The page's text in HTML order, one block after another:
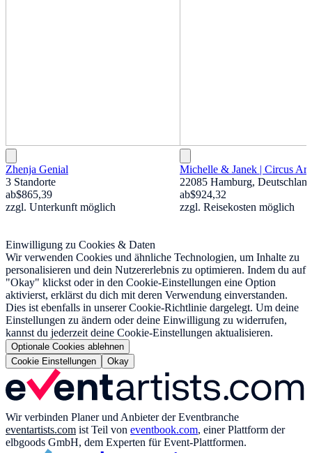
Zhenja Genial
3 Standorte
ab$865,39
zzgl. Unterkunft möglich
Michelle & Janek | Circus
22085 Hamburg, Deutschland
ab$924,32
zzgl. Reisekosten möglich
Einwilligung zu Cookies & Daten
Wir verwenden Cookies und ähnliche Technologien, um Inhalte zu
personalisieren und dein Nutzererlebnis zu optimieren. Indem du auf
"Okay" klickst oder in den Cookie-Einstellungen eine Option
aktivierst, erklärst du dich mit deren Verwendung einverstanden.
Dies ist ebenfalls in unserer Cookie-Richtlinie dargelegt. Um deine
Einstellungen zu ändern oder deine Einwilligung zu widerrufen,
kannst du jederzeit deine Cookie-Einstellungen aktualisieren.
Optionale Cookies ablehnen
Cookie Einstellungen
Okay
Wir verbinden Planer und Anbieter der Eventbranche
eventartists.com ist Teil von eventbook.com, einer Plattform der
elbgoods GmbH, dem Experten für Event-Plattformen.